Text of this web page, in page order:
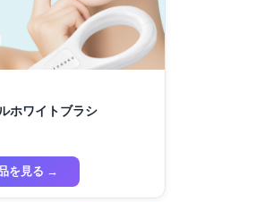
ホワイトブラシ
を見る →